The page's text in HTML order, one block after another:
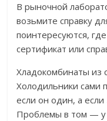
В рыночной
возьмите справку
поинтересуются,
сертификат или
Хладокомбинаты из
Холодильники сами
если он один, а
Проблемы в том — у